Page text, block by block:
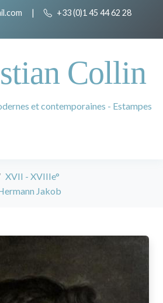
| +33 (0)1 45 44 62 28
Collin
et contemporaines - Estampes
XVII - XVIIIe°
Jakob